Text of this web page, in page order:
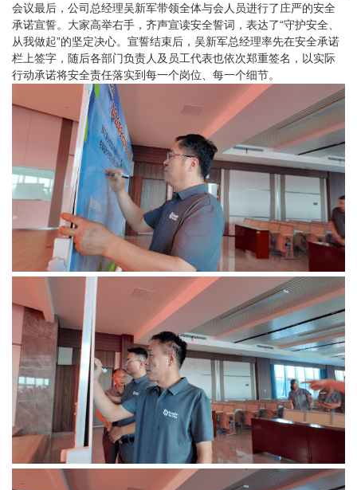
会议最后，公司总经理吴新军带领全体与会人员进行了庄严的安全
承诺宣誓。大家高举右手，齐声宣读安全誓词，表达了“守护安全、
从我做起”的坚定决心。宣誓结束后，吴新军总经理率先在安全承诺
栏上签字，随后各部门负责人及员工代表也依次郑重签名，以实际
行动承诺将安全责任落实到每一个岗位、每一个细节。